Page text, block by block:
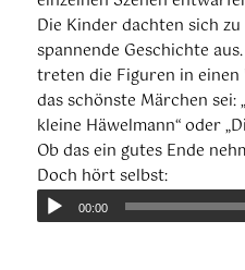
Die Kinder dachten sich
spannende Geschichte
treten die Figuren in
das schönste Märchen sei:
kleine Häwelmann“ oder
Ob das ein gutes Ende
Doch hört selbst:
00:00